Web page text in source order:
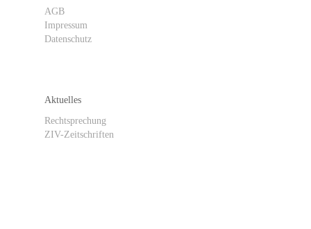
AGB
Impressum
Datenschutz
Aktuelles
Rechtsprechung
ZIV-Zeitschriften